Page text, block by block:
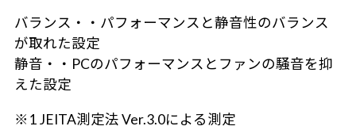
バランス・・パフォーマンスと静音性のバランス
が取れた設定
静音・・PCのパフォーマンスとファンの騒音を抑
えた設定
※1 JEITA測定法 Ver.3.0による測定